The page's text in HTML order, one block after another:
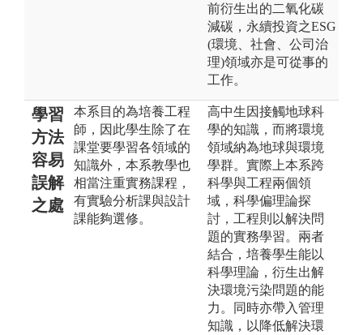
前衍生出的二氧化碳
減碳，永續投資之ESG
(環境、社會、公司治
理)領域亦是可從事的
工作。
學習
方法
容易
誤解
之處
本系目的為培養工程
師，因此學生除了在
課堂要學習各領域的
知識外，本系教學也
相當注重實務課程，
有實驗分析課與設計
課能夠選修。
高中生因接觸地球科
學的知識，而將環境
領域納為地球與環境
學群。實際上本系跨
科學與工程兩個領
域，科學偏理論探
討，工程則以解決問
題的實務學習。兩者
結合，培養學生能以
科學理論，衍生出解
決環境污染問題的能
力。同時亦帶入管理
知識，以降低解決環